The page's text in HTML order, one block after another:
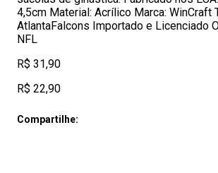
4,5cm Material: Acrílico Marca: WinCraft
AtlantaFalcons Importado e Licenciado
NFL
R$ 31,90
R$ 22,90
Compartilhe: